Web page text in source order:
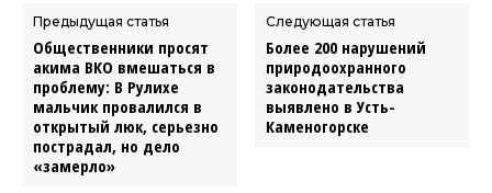
Предыдущая статья
Общественники просят
акима ВКО вмешаться в
проблему: В Рулихе
мальчик провалился в
открытый люк, серьезно
пострадал, но дело
«замерло»
Следующая статья
Более 200 нарушений
природоохранного
законодательства
выявлено в Усть-
Каменогорске